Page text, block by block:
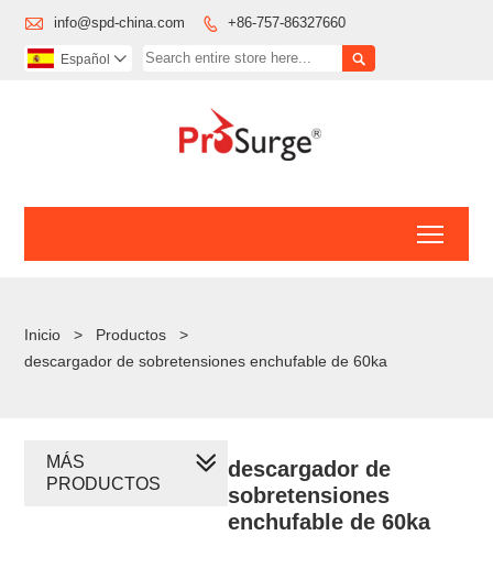
 info@spd-china.com  +86-757-86327660

Español 
Inicio > Productos
>
descargador de sobretensiones enchufable de 60ka
descargador de
sobretensiones
enchufable de 60ka
MÁS
PRODUCTOS